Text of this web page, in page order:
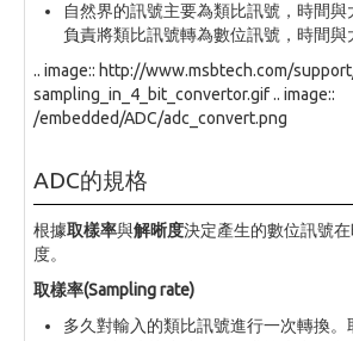
自然界的訊號主要為類比訊號，時間與
負責將類比訊號轉為數位訊號，時間與
.. image:: http://www.msbtech.com/
sampling_in_4_bit_convertor.gif .. image::
/embedded/ADC/adc_convert.png
ADC的規格
根據取樣率與解晰度決定產生的數位訊號
度。
取樣率(Sampling rate)
多久對輸入的類比訊號進行一次轉換。